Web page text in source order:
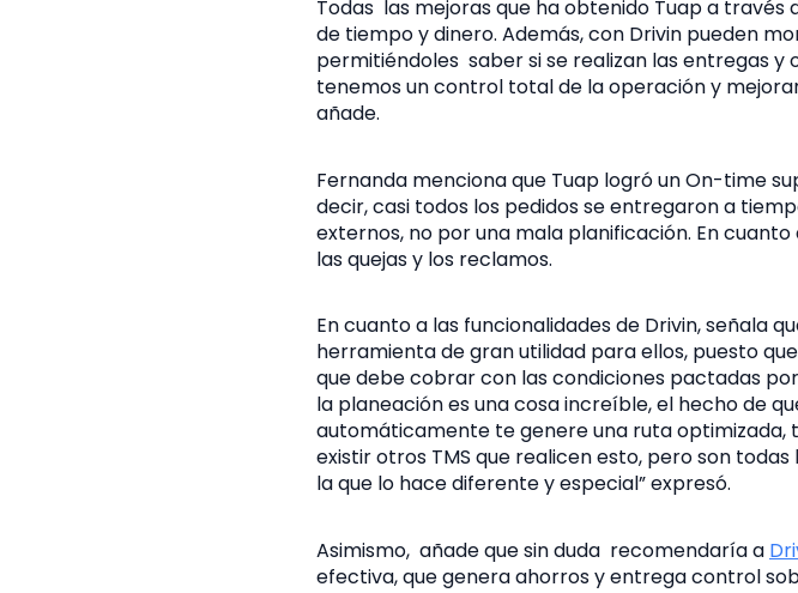
Todas las mejoras que ha obtenido Tuap a
de tiempo y dinero. Además, con Drivin pueden
permitiéndoles saber si se realizan las entregas
tenemos un control total de la operación y
añade.
Fernanda menciona que Tuap logró un On-time
decir, casi todos los pedidos se entregaron a
externos, no por una mala planificación. En cuanto
las quejas y los reclamos.
En cuanto a las funcionalidades de Drivin, señala
herramienta de gran utilidad para ellos, puesto
que debe cobrar con las condiciones pactadas
la planeación es una cosa increíble, el hecho de
automáticamente te genere una ruta optimizada,
existir otros TMS que realicen esto, pero son
la que lo hace diferente y especial” expresó.
Asimismo, añade que sin duda recomendaría a
efectiva, que genera ahorros y entrega control